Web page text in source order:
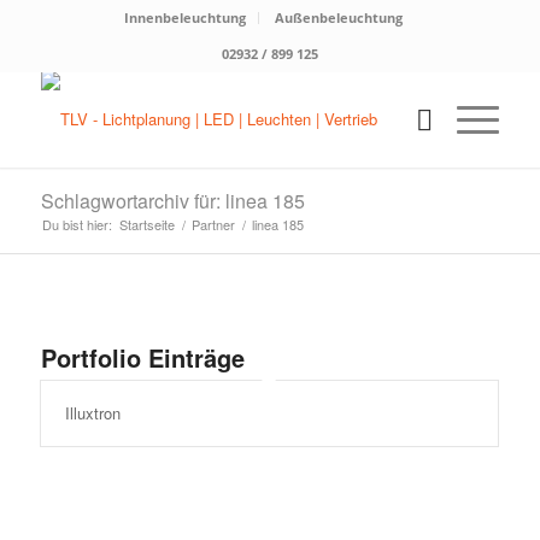
Innenbeleuchtung
Außenbeleuchtung
02932 / 899 125
Schlagwortarchiv für: linea 185
Du bist hier: Startseite / Partner / linea 185
Portfolio Einträge
Illuxtron